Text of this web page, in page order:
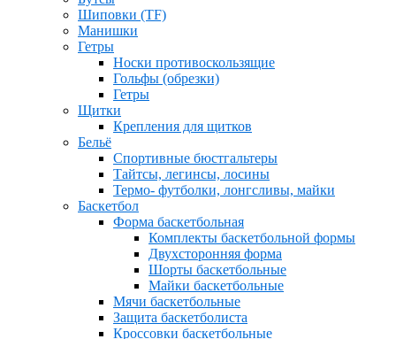
Шиповки (TF)
Манишки
Гетры
Носки противоскользящие
Гольфы (обрезки)
Гетры
Щитки
Крепления для щитков
Бельё
Спортивные бюстгальтеры
Тайтсы, легинсы, лосины
Термо- футболки, лонгсливы, майки
Баскетбол
Форма баскетбольная
Комплекты баскетбольной формы
Двухсторонняя форма
Шорты баскетбольные
Майки баскетбольные
Мячи баскетбольные
Защита баскетболиста
Кроссовки баскетбольные